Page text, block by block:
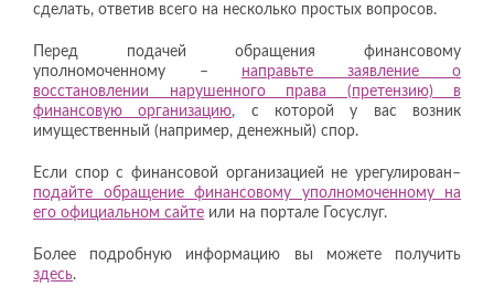
сделать, ответив всего на несколько простых вопросов.
Перед подачей обращения финансовому
уполномоченному – направьте заявление о
восстановлении нарушенного права (претензию) в
финансовую организацию, с которой у вас возник
имущественный (например, денежный) спор.
Если спор с финансовой организацией не урегулирован–
подайте обращение финансовому уполномоченному на
его официальном сайте или на портале Госуслуг.
Более подробную информацию вы можете получить
здесь.